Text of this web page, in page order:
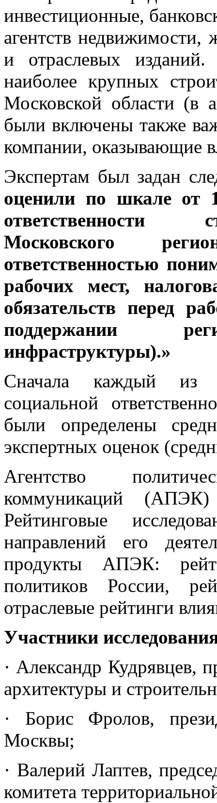
инвестиционные,
агентств
и отраслевых
наиболее крупных
Московской области (в
были включены также
компании, оказывающие
Экспертам был задан
оценили по шкале от
ответственности
Московского
ответственностью
рабочих мест,
обязательств перед
поддержании
инфраструктуры).»
Сначала каждый из
социальной
были определены
экспертных оценок
Агентство
коммуникаций
Рейтинговые
направлений его
продукты АПЭК:
политиков России,
отраслевые рейтинги
Участники
· Александр Кудрявцев,
архитектуры и
· Борис Фролов,
Москвы;
· Валерий Лаптев,
комитета